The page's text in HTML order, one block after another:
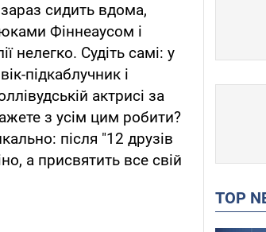
сидить вдома,
Фіннеаусом і
нелегко. Судіть самі: у
підкаблучник і
актрисі за
з усім цим робити?
після "12 друзів
а присвятить все свій
TOP